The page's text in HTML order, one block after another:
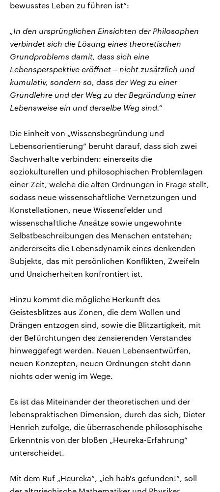
bewusstes Leben zu führen ist“:
„In den ursprünglichen Einsichten der Philosophen
verbindet sich die Lösung eines theoretischen
Grundproblems damit, dass sich eine
Lebensperspektive eröffnet – nicht zusätzlich und
kumulativ, sondern so, dass der Weg zu einer
Grundlehre und der Weg zu der Begründung einer
Lebensweise ein und derselbe Weg sind.“
Die Einheit von „Wissensbegründung und
Lebensorientierung“ beruht darauf, dass sich zwei
Sachverhalte verbinden: einerseits die
soziokulturellen und philosophischen Problemlagen
einer Zeit, welche die alten Ordnungen in Frage stellt,
sodass neue wissenschaftliche Vernetzungen und
Konstellationen, neue Wissensfelder und
wissenschaftliche Ansätze sowie ungewohnte
Selbstbeschreibungen des Menschen entstehen;
andererseits die Lebensdynamik eines denkenden
Subjekts, das mit persönlichen Konflikten, Zweifeln
und Unsicherheiten konfrontiert ist.
Hinzu kommt die mögliche Herkunft des
Geistesblitzes aus Zonen, die dem Wollen und
Drängen entzogen sind, sowie die Blitzartigkeit, mit
der Befürchtungen des zensierenden Verstandes
hinweggefegt werden. Neuen Lebensentwürfen,
neuen Konzepten, neuen Ordnungen steht dann
nichts oder wenig im Wege.
Es ist das Miteinander der theoretischen und der
lebenspraktischen Dimension, durch das sich, Dieter
Henrich zufolge, die überraschende philosophische
Erkenntnis von der bloßen „Heureka-Erfahrung“
unterscheidet.
Mit dem Ruf „Heureka“, „ich hab's gefunden!“, soll